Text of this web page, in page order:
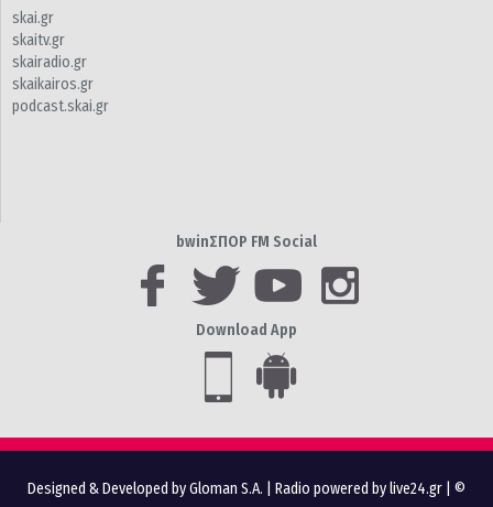
skai.gr
skaitv.gr
skairadio.gr
skaikairos.gr
podcast.skai.gr
bwinΣΠΟΡ FM Social
Download App
Designed & Developed by Gloman S.A. Radio powered by live24.gr | ©